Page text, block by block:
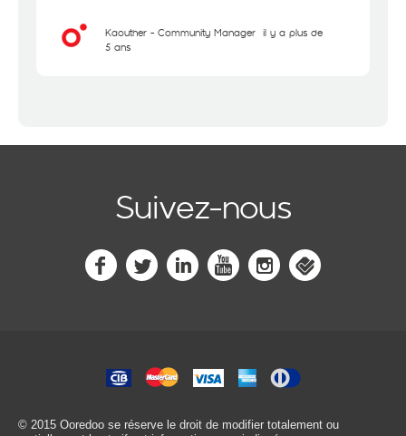
Kaouther - Community Manager il y a plus de
5 ans
Suivez-nous
© 2015 Ooredoo se réserve le droit de modifier totalement ou